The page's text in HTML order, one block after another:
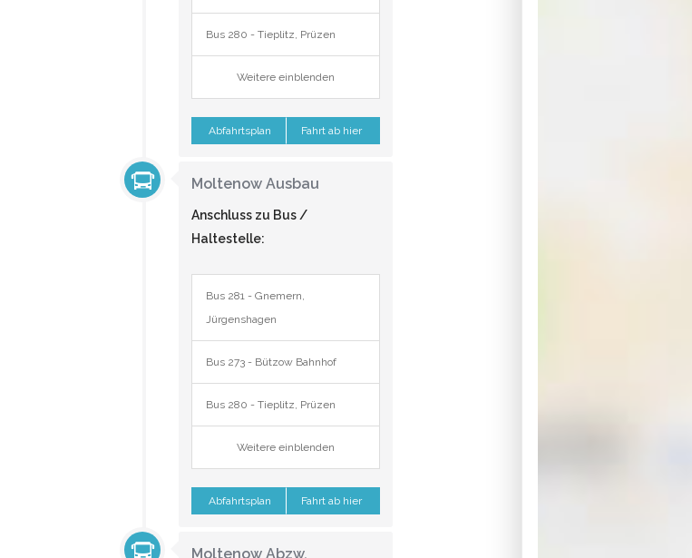
Bus 280 - Tieplitz, Prüzen
Weitere einblenden
Abfahrtsplan Fahrt ab hier
Moltenow Ausbau
Anschluss zu Bus /
Haltestelle:
Bus 281 - Gnemern,
Jürgenshagen
Bus 273 - Bützow Bahnhof
Bus 280 - Tieplitz, Prüzen
Weitere einblenden
Abfahrtsplan Fahrt ab hier
Moltenow Abzw.